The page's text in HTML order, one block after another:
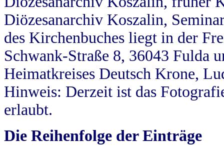
Diözesanarchiv Koszalin,
des Kirchenbuches liegt in der
Schwank-Straße 8, 36043 Fulda
Heimatkreises Deutsch Krone,
Hinweis: Derzeit ist das
erlaubt.
Die Reihenfolge der Einträge